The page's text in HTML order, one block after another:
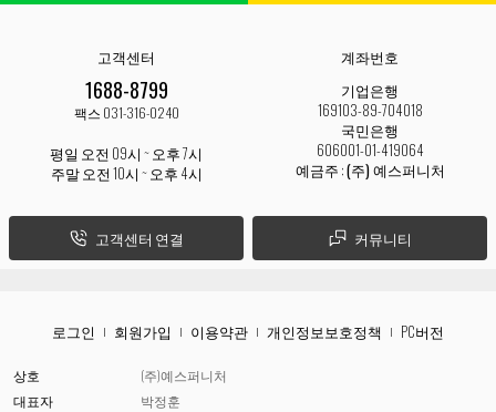
고객센터
1688-8799
팩스 031-316-0240
평일 오전 09시 ~ 오후 7시
주말 오전 10시 ~ 오후 4시
고객센터 연결
계좌번호
기업은행
169103-89-704018
국민은행
606001-01-419064
예금주 :(주) 예스퍼니처
커뮤니티
로그인 회원가입 이용약관 개인정보보호정책 PC버전
상호
(주)예스퍼니처
대표자
박정훈